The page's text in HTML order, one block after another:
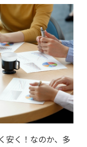
安く！なのか、多